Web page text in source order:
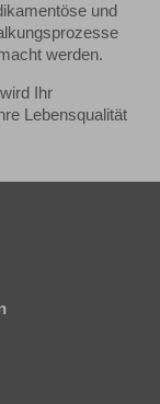
und
werden.
Ihr
Lebensqualität